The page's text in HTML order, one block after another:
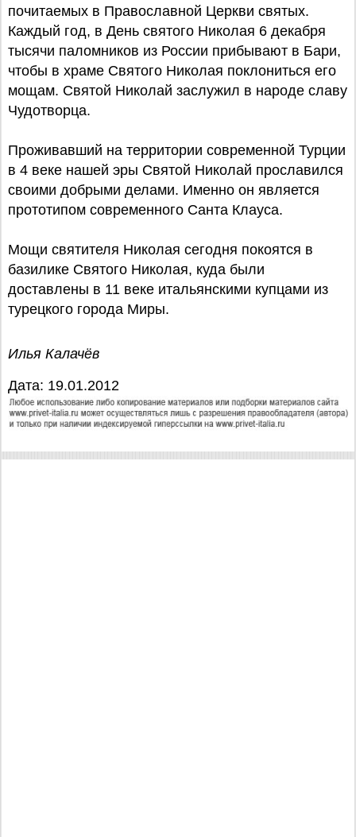
почитаемых в Православной Церкви святых.
Каждый год, в День святого Николая 6 декабря
тысячи паломников из России прибывают в Бари,
чтобы в храме Святого Николая поклониться его
мощам. Святой Николай заслужил в народе славу
Чудотворца.
Проживавший на территории современной Турции
в 4 веке нашей эры Святой Николай прославился
своими добрыми делами. Именно он является
прототипом современного Санта Клауса.
Мощи святителя Николая сегодня покоятся в
базилике Святого Николая, куда были
доставлены в 11 веке итальянскими купцами из
турецкого города Миры.
Илья Калачёв
Дата: 19.01.2012